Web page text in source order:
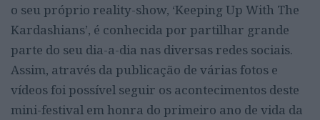
o seu próprio reality-show, ‘Keeping Up With The
Kardashians’, é conhecida por partilhar grande
parte do seu dia-a-dia nas diversas redes sociais.
Assim, através da publicação de várias fotos e
vídeos foi possível seguir os acontecimentos deste
mini-festival em honra do primeiro ano de vida da